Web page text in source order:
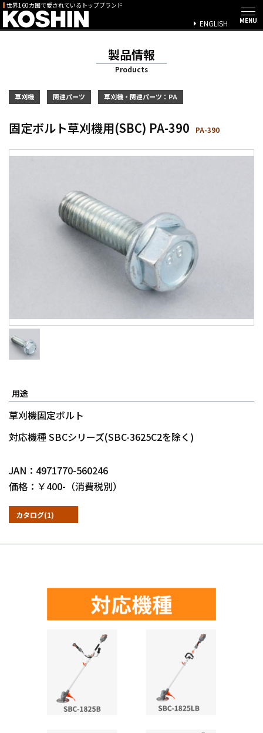
世界160カ国で愛されているトップブランド
ENGLISH
製品情報
Products
草刈機 関連パーツ 草刈機・関連パーツ：PA
固定ボルト草刈機用(SBC) PA-390 PA-390
用途
草刈機固定ボルト
対応機種 SBCシリーズ(SBC-3625C2を除く)
JAN：4971770-560246
価格：￥400-（消費税別）
カタログ(1)